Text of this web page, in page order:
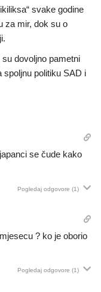
svake godine
za mir, dok su o
dovoljno pametni
spoljnu politiku SAD i
se čude kako
Pogledaj odgovore (1)
? ko je oborio
Pogledaj odgovore (1)